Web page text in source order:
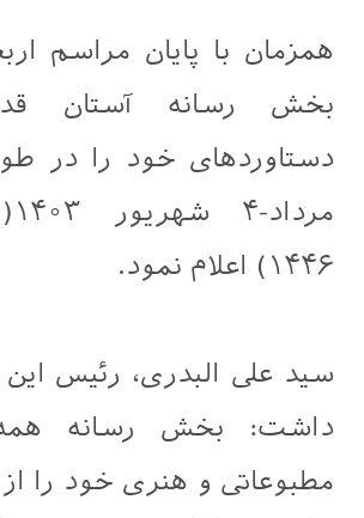
همزمان با پایان مراسم
بخش رسانه آستان
۱۴۴۶) اعلام نمود.
سيد علی البدری، رئیس
داشت: بخش رسانه
مطبوعاتی و هنری خود را